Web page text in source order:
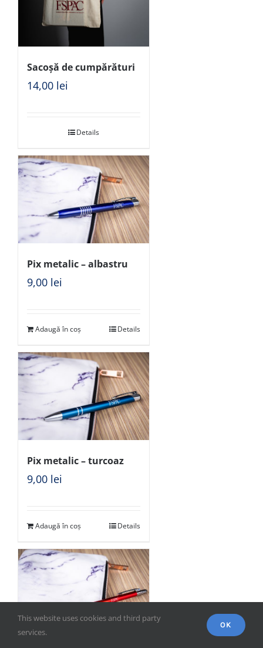
Sacoșă de cumpărături
14,00 lei
Details
Pix metalic – albastru
9,00 lei
Adaugă în coș Details
Pix metalic – turcoaz
9,00 lei
Adaugă în coș Details
This website uses cookies and third party
services.
OK